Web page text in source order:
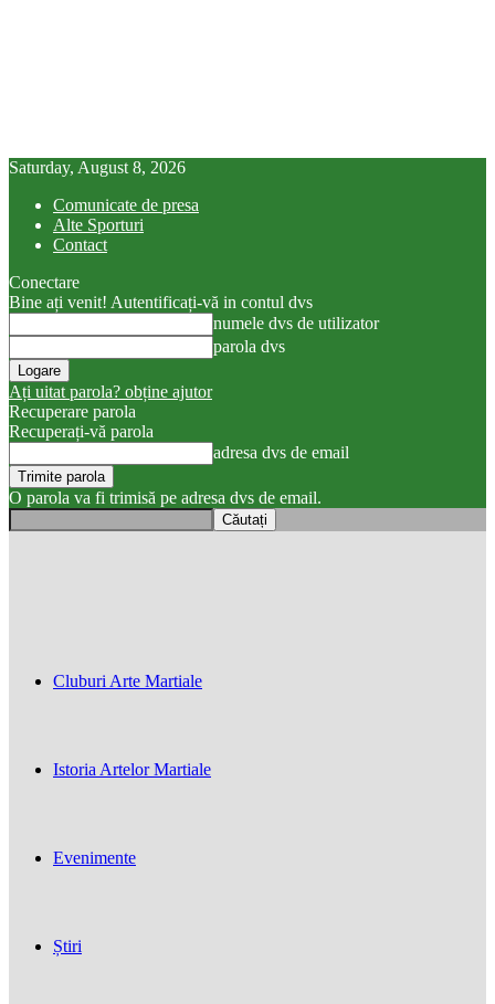
Saturday, August 8, 2026
Comunicate de presa
Alte Sporturi
Contact
Conectare
Bine ați venit! Autentificați-vă in contul dvs
numele dvs de utilizator
parola dvs
Ați uitat parola? obține ajutor
Recuperare parola
Recuperați-vă parola
adresa dvs de email
O parola va fi trimisă pe adresa dvs de email.
Cluburi Arte Martiale
Istoria Artelor Martiale
Evenimente
Știri